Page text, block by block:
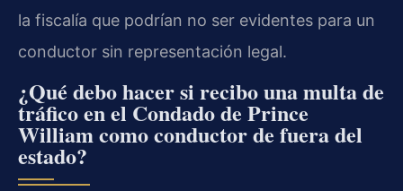
la fiscalía que podrían no ser evidentes para un
conductor sin representación legal.
¿Qué debo hacer si recibo una multa de
tráfico en el Condado de Prince
William como conductor de fuera del
estado?